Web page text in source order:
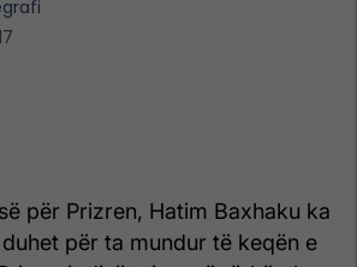
për Prizren, Hatim Baxhaku ka
për ta mundur të keqën e